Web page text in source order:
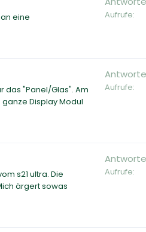
eine
Aufrufe
das "Panel/Glas". Am
Display Modul
Aufrufe
s21 ultra. Die
ärgert sowas
Aufrufe